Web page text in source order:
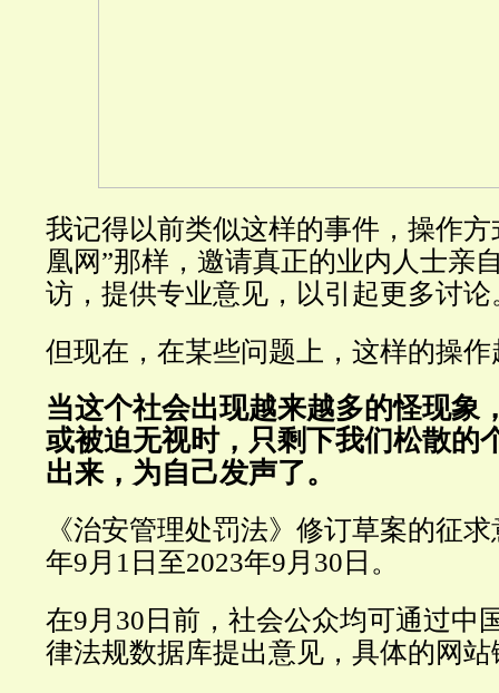
我记得以前类似这样的事件，操作
凰网”那样，邀请真正的业内人士亲
访，提供专业意见，以引起更多讨论
但现在，在某些问题上，这样的操
当这个社会出现越来越多的怪现象
或被迫无视时，只剩下我们松散的
出来，为自己发声了。
《治安管理处罚法》修订草案的征
年9月1日至2023年9月30日。
在9月30日前，社会公众均可通过中
律法规数据库提出意见，具体的网站